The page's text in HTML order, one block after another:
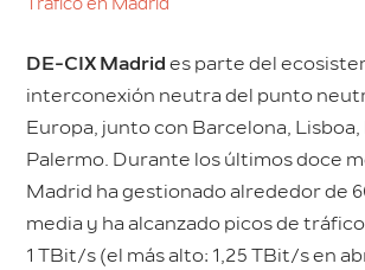
Tráfico en Madrid
DE-CIX Madrid es parte del
interconexión neutra del punto
Europa, junto con Barcelona,
Palermo. Durante los últimos doce
Madrid ha gestionado alrededor de
media y ha alcanzado picos de
1 TBit/s (el más alto: 1,25 TBit/s en